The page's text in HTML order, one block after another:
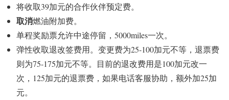
将收取39加元的合作伙伴预定费。
取消燃油附加费。
单程奖励票允许中途停留，5000miles一次。
弹性收取退改签费用。变更费为25-100加元不等，退票费
则为75-175加元不等。目前的退改费用是100加元改一
次，125加元的退票费，如果电话客服协助，额外加25加
元。